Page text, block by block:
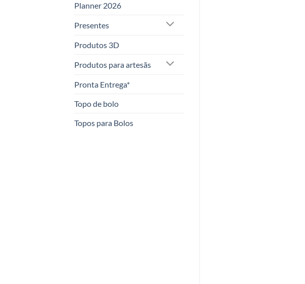
Planner 2026
Presentes
Produtos 3D
Produtos para artesãs
Pronta Entrega*
Topo de bolo
Topos para Bolos